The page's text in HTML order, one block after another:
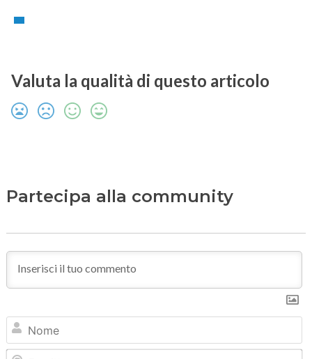
Valuta la qualità di questo articolo
Partecipa alla community